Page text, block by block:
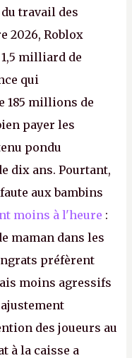
travail des
2026, Roblox
milliard de
qui
185 millions de
payer les
pondu
dix ans. Pourtant,
aux bambins
moins à l'heure :
maman dans les
préfèrent
moins agressifs
des joueurs au
à la caisse a